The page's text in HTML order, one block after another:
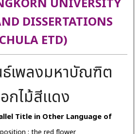
UNIVERSITY
DISSERTATIONS
ETD)
เพลงมหาบัณฑิต
กไม้สีแดง
Title in Other Language of